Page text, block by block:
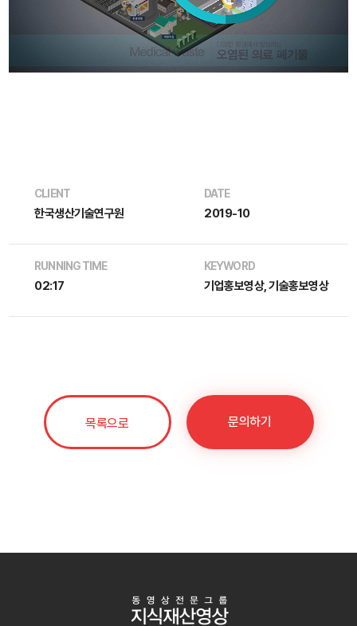
CLIENT
한국생산기술연구원
DATE
2019-10
RUNNING TIME
02:17
KEYWORD
기업홍보영상, 기술홍보영상
목록으로 문의하기